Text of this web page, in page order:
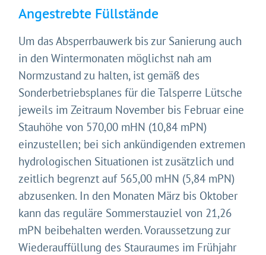
Angestrebte Füllstände
Um das Absperrbauwerk bis zur Sanierung auch
in den Wintermonaten möglichst nah am
Normzustand zu halten, ist gemäß des
Sonderbetriebsplanes für die Talsperre Lütsche
jeweils im Zeitraum November bis Februar eine
Stauhöhe von 570,00 mHN (10,84 mPN)
einzustellen; bei sich ankündigenden extremen
hydrologischen Situationen ist zusätzlich und
zeitlich begrenzt auf 565,00 mHN (5,84 mPN)
abzusenken. In den Monaten März bis Oktober
kann das reguläre Sommerstauziel von 21,26
mPN beibehalten werden. Voraussetzung zur
Wiederauffüllung des Stauraumes im Frühjahr